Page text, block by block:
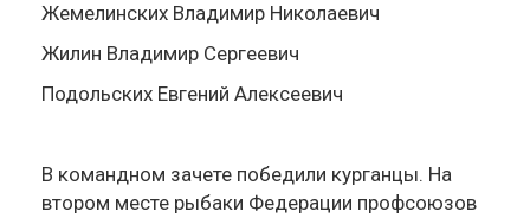
Жемелинских Владимир Николаевич
Жилин Владимир Сергеевич
Подольских Евгений Алексеевич
В командном зачете победили курганцы. На
втором месте рыбаки Федерации профсоюзов